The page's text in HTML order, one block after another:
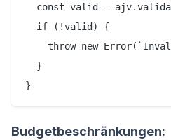
const valid =
  if (!valid) {
throw new
  }
Budgetbeschränkungen: